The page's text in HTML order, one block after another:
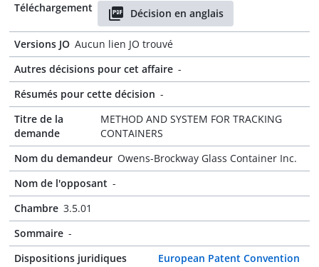
Téléchargement
Décision en anglais
Versions JO Aucun lien JO trouvé
Autres décisions pour cet affaire -
Résumés pour cette décision -
Titre de la
demande
METHOD AND SYSTEM FOR TRACKING
CONTAINERS
Nom du demandeur Owens-Brockway Glass Container Inc.
Nom de l'opposant -
Chambre 3.5.01
Sommaire -
Dispositions juridiques
European Patent Convention